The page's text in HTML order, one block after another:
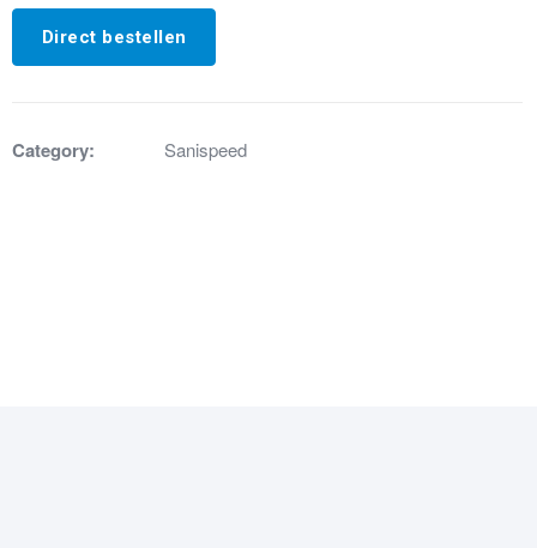
Direct bestellen
Category: Sanispeed